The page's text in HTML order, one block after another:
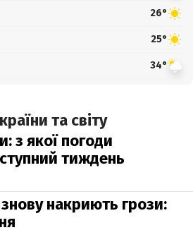
26°
25°
34°
та світу
з якої погоди
тиждень
накриють грози: